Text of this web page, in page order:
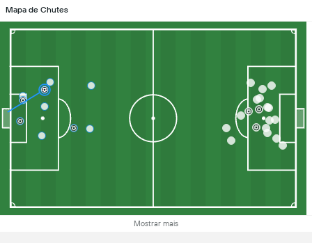
Mapa de Chutes
Mostrar mais